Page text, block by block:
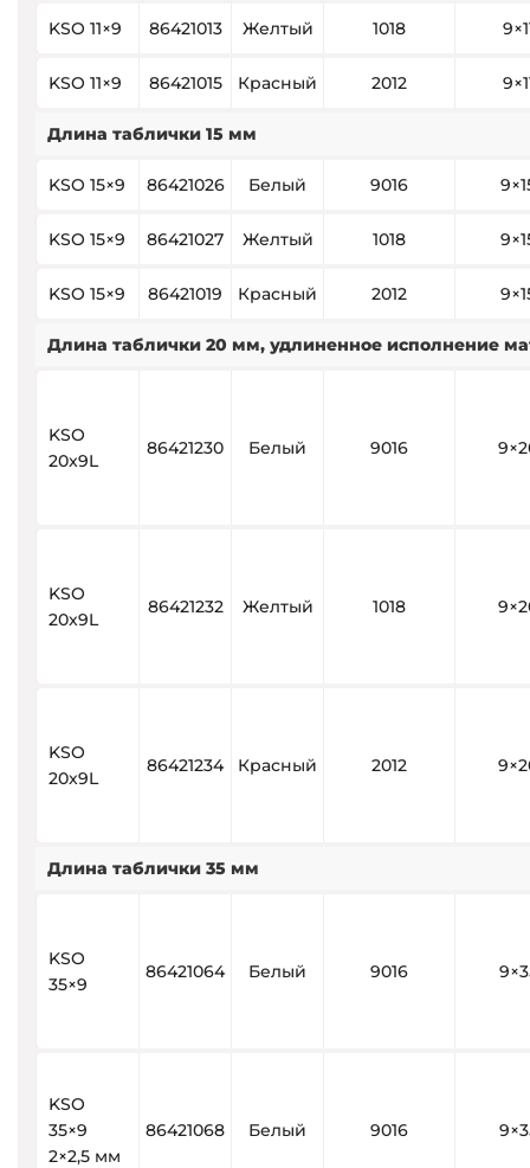
KSO 11×9 86421013 Желтый 1018
KSO 11×9 86421015 Красный 2012
Длина таблички 15 мм
KSO 15×9 86421026 Белый 9016
KSO 15×9 86421027 Желтый 1018
KSO 15×9 86421019 Красный 2012
Длина таблички 20 мм, удлиненное исполнение
KSO
20x9L
86421230 Белый 9016
KSO
20x9L
86421232 Желтый 1018
KSO
20x9L
86421234 Красный 2012
Длина таблички 35 мм
KSO
35×9
86421064 Белый 9016
KSO
35×9
2×2,5 мм
86421068 Белый 9016